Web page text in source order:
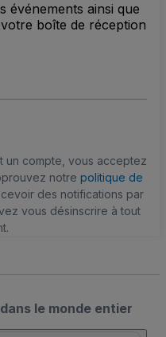
événements ainsi que
boîte de réception
un compte, vous acceptez
notre politique de
des notifications par
vous désinscrire à tout
le monde entier